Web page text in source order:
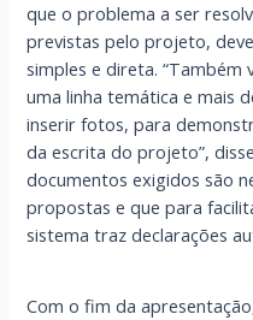
que o problema a ser
previstas pelo projeto,
simples e direta. “Também
uma linha temática e mais
inserir fotos, para
da escrita do projeto”,
documentos exigidos são
propostas e que para
sistema traz declarações
Com o fim da